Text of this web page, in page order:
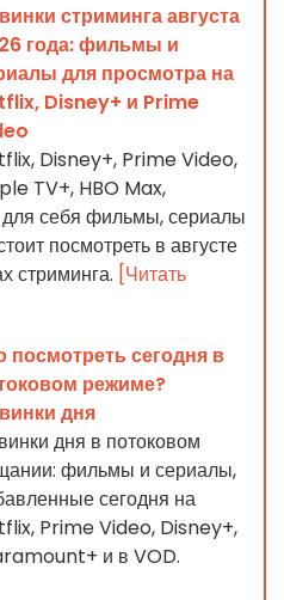
стриминга августа
года: фильмы и
для просмотра на
Disney+ и Prime
Disney+, Prime Video,
TV+, HBO Max,
себя фильмы, сериалы
посмотреть в августе
стриминга. [Читать
посмотреть сегодня в
режиме?
дня
дня в потоковом
фильмы и сериалы,
сегодня на
Prime Video, Disney+,
и в VOD.